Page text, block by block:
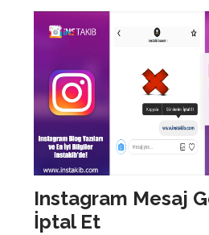
Instagram Mesaj
İptal Et